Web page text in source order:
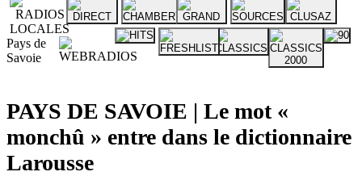
Pays de
Savoie
PAYS DE SAVOIE | Le mot «
monchû » entre dans le dictionnaire
Larousse